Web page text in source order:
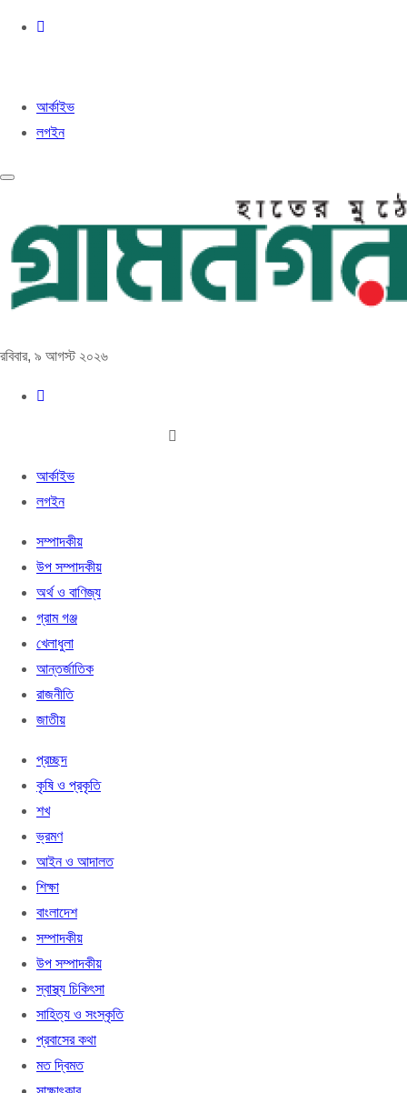
আর্কাইভ
লগইন
রবিবার, ৯ আগস্ট ২০২৬
আর্কাইভ
লগইন
সম্পাদকীয়
উপ সম্পাদকীয়
অর্থ ও বাণিজ্য
গ্রাম গঞ্জ
খেলাধুলা
আন্তর্জাতিক
রাজনীতি
জাতীয়
প্রচ্ছদ
কৃষি ও প্রকৃতি
শখ
ভ্রমণ
আইন ও আদালত
শিক্ষা
বাংলাদেশ
সম্পাদকীয়
উপ সম্পাদকীয়
স্বাস্থ্য চিকিৎসা
সাহিত্য ও সংস্কৃতি
প্রবাসের কথা
মত দ্বিমত